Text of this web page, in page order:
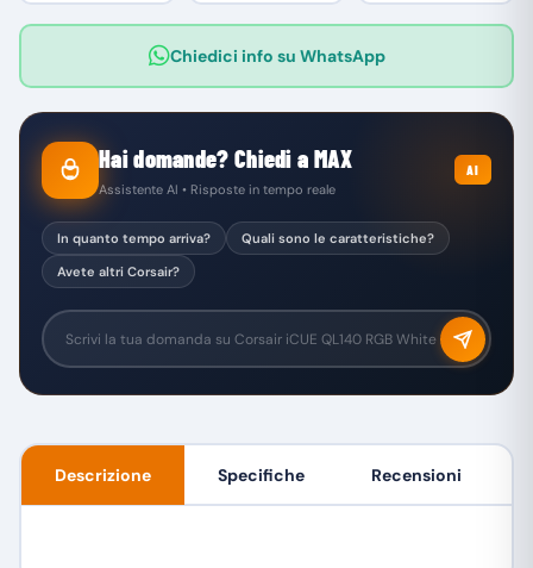
Chiedici info su WhatsApp
Hai domande? Chiedi a MAX
Assistente AI • Risposte in tempo reale
AI
In quanto tempo arriva?
Quali sono le caratteristiche?
Avete altri Corsair?
Descrizione Specifiche Recensioni